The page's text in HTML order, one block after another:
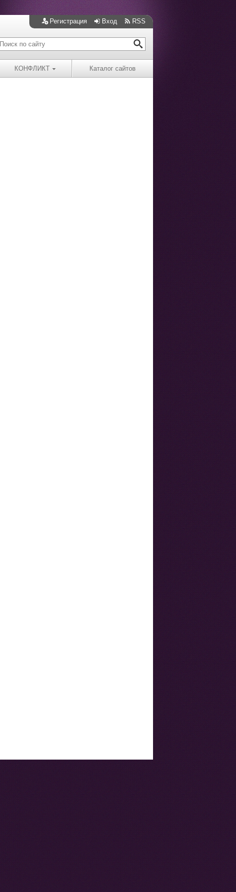
Регистрация Вход RSS
КОНФЛИКТ Каталог сайтов